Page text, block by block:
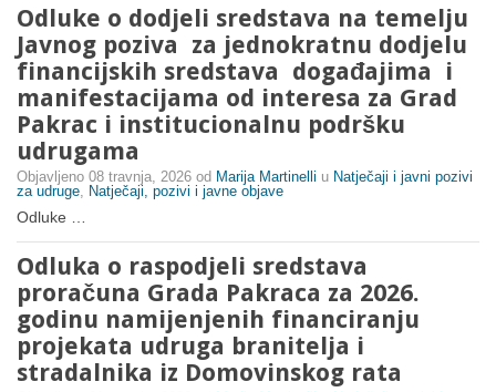
Odluke o dodjeli sredstava na temelju
Javnog poziva za jednokratnu dodjelu
financijskih sredstava događajima i
manifestacijama od interesa za Grad
Pakrac i institucionalnu podršku
udrugama
Objavljeno 08 travnja, 2026 od Marija Martinelli u Natječaji i javni pozivi
za udruge, Natječaji, pozivi i javne objave
Odluke …
Odluka o raspodjeli sredstava
proračuna Grada Pakraca za 2026.
godinu namijenjenih financiranju
projekata udruga branitelja i
stradalnika iz Domovinskog rata